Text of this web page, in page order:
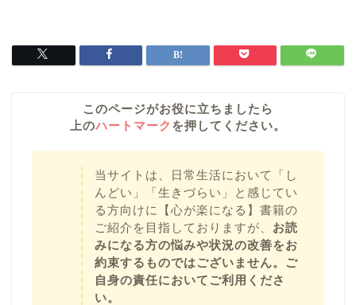
このページがお役に立ちましたら
上のハートマーク を押してください。
当サイトは、日常生活において「し
んどい」「生きづらい」と感じてい
る方向けに【心が楽になる】書籍の
ご紹介を目指しておりますが、 お読
みになる方の悩みや状況の改善をお
約束するものではございません。ご
自身の責任においてご利用くださ
い。